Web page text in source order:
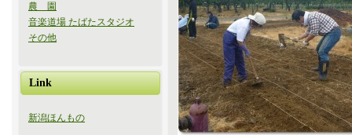
農 園
音楽道場 たばたスタジオ
その他
Link
新潟ほんもの